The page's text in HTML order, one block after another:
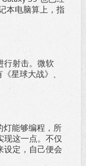
本电脑算上，指
行射击。微软
星球大战》、
灯能够编程，所
现这一点。不仅
设定，自己便会